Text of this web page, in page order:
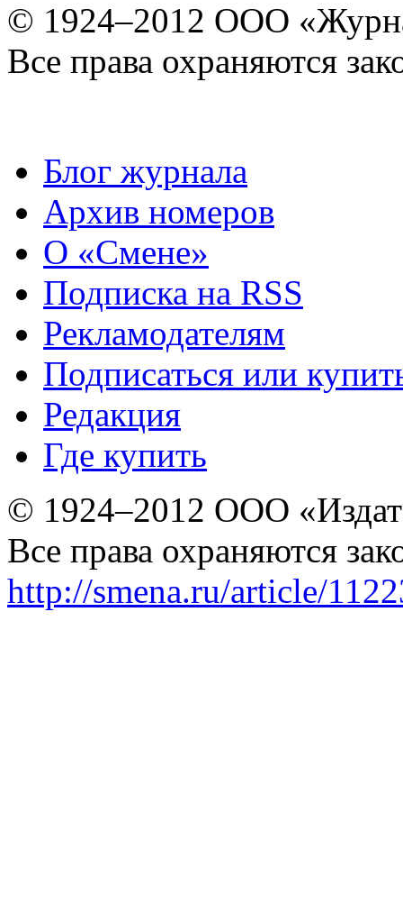
© 1924–2012 ООО
Все права охраняются
Блог журнала
Архив номеров
О «Смене»
Подписка на RSS
Рекламодателям
Подписаться или
Редакция
Где купить
© 1924–2012 ООО
Все права охраняются
http://smena.ru/article/